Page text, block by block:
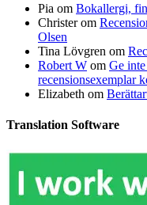
Pia om Bokallergi,
Christerom
Olsen
Tina Lövgren om
Robert W om Ge
recensionsexemplar
Elizabeth om
Translation Software